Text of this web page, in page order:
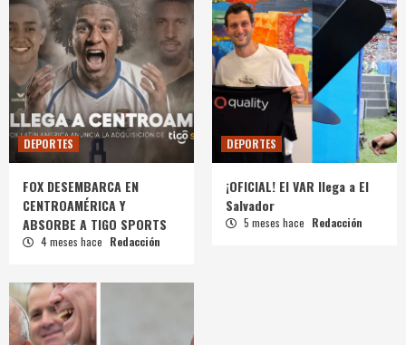
DEPORTES
FOX DESEMBARCA EN
CENTROAMÉRICA Y
ABSORBE A TIGO SPORTS
4 meses hace Redacción
DEPORTES
¡OFICIAL! El VAR llega a El
Salvador
5 meses hace Redacción